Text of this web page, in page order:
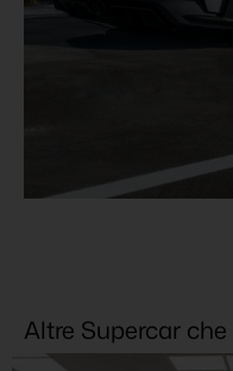
Altre Supercar